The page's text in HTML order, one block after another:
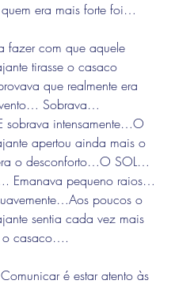
era mais forte foi…
fazer com que aquele
tirasse o casaco
que realmente era
Sobrava…
intensamente…O
apertou ainda mais o
o desconforto…O SOL…
Emanava pequeno raios…
poucos o
sentia cada vez mais
o casaco….
é estar atento às